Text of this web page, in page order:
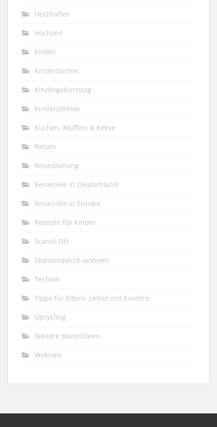
Herzhaftes
Hochzeit
Kinder
Kinderbücher
Kindergeburtstag
Kinderzimmer
Kuchen, Muffins & Kekse
Reisen
Reiseplanung
Reiseziele in Deutschland
Reiseziele in Europa
Rezepte für Kinder
Scandi-DIY
Skandinavisch wohnen
Technik
Tipps für Eltern: Leben mit Kindern
Upcycling
Weitere Bastelideen
Wohnen